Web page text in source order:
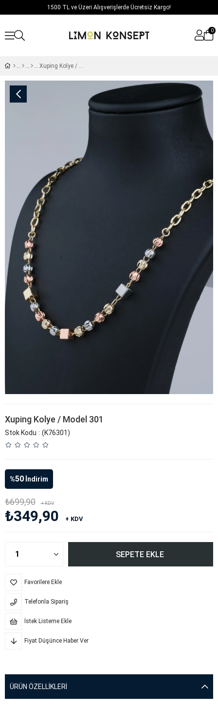
1500 TL ve Üzeri Alışverişlerde Ücretsiz Kargo!
0
Xuping Kolye / Model 301
Xuping Kolye / Model 301
Stok Kodu (K76301)
%50 İndirim
₺699,90 + KDV
₺349,90 + KDV
Favorilere Ekle
Telefonla Sipariş
İstek Listeme Ekle
Fiyat Düşünce Haber Ver
ÜRÜN ÖZELLIKLERI